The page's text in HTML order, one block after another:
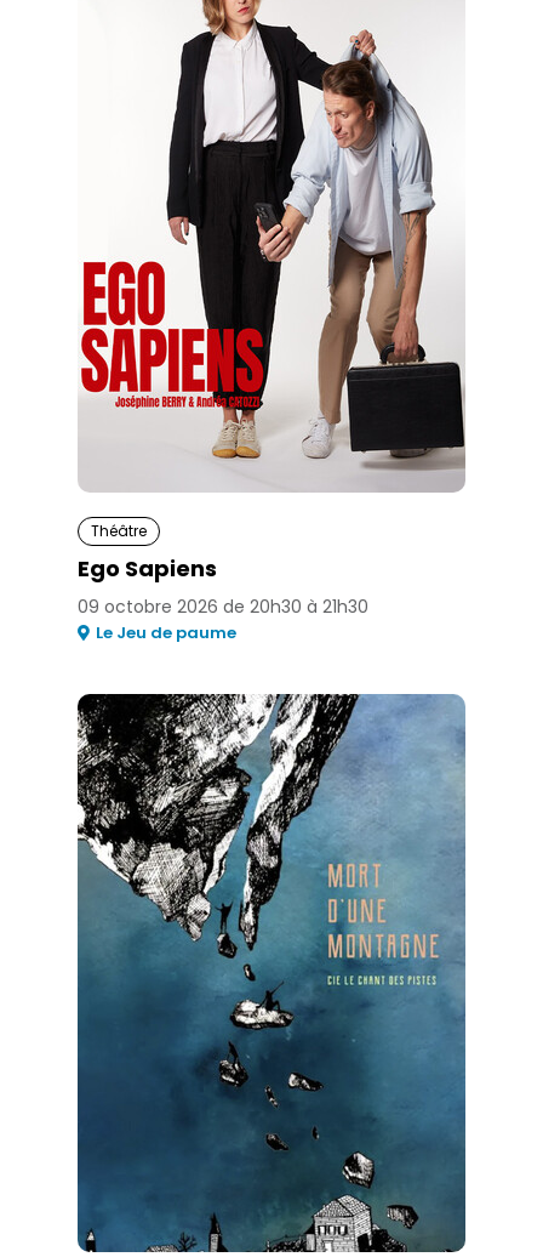
Théâtre
Ego Sapiens
09 octobre 2026 de 20h30 à 21h30
Le Jeu de paume